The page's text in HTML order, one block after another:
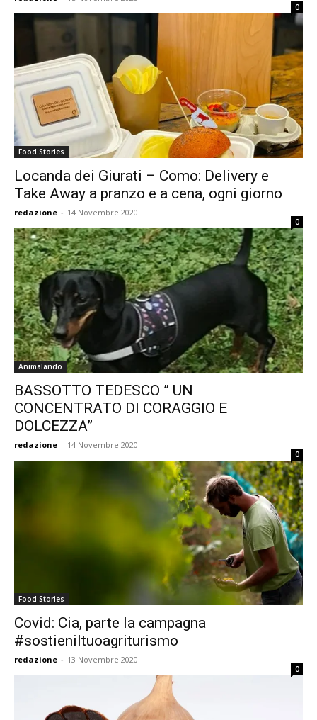
0
Food Stories
Locanda dei Giurati – Como: Delivery e
Take Away a pranzo e a cena, ogni giorno
redazione - 14 Novembre 2020
0
Animalando
BASSOTTO TEDESCO ” UN
CONCENTRATO DI CORAGGIO E
DOLCEZZA”
redazione - 14 Novembre 2020
0
Food Stories
Covid: Cia, parte la campagna
#sostieniltuoagriturismo
redazione - 13 Novembre 2020
0